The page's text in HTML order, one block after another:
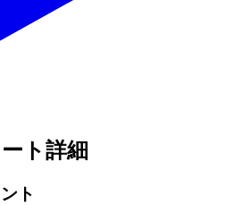
ト詳細
ト